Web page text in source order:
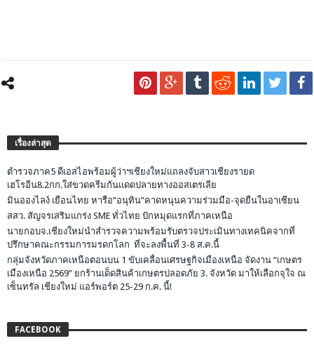
เรื่องล่าสุด
ตำรวจภาค5 ดีเอสไอพร้อมผู้ว่าฯเชียงใหม่แถลงจับสาวเชียงรายด
เฮโรอีน8.2กก.ใส่ขวดครีมกันแดดปลายทางออสเตรเลีย
มินอองไลง์ เยือนไทย หารือ”อนุทิน”คาดหนุนความร่วมมือ-จุดยืนในอาเซียน
สสว. สัญจรเสริมแกร่ง SME ทั่วไทย ปักหมุดแรกที่ภาคเหนือ
นายกอบจ.เชียงใหม่นำสำรวจความพร้อมรับตรวจประเมินทางเทคนิคจากที่
ปรึกษาคณะกรรมการมรดกโลก ที่จะลงพื้นที่ 3-8 ส.ค.นี้
กลุ่มจังหวัดภาคเหนือตอนบน 1 ขับเคลื่อนเศรษฐกิจเมืองเหนือ จัดงาน “เกษตร
เมืองเหนือ 2569” ยกร้านเด็ดสินค้าเกษตรปลอดภัย 3. จังหวัด มาให้เลือกจุใจ ณ
เซ็นทรัล เชียงใหม่ แอร์พอร์ต 25-29 ก.ค. นี้!
FACEBOOK